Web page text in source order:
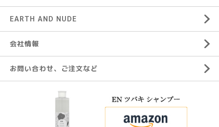
EARTH AND NUDE
会社情報
お問い合わせ、ご注文など